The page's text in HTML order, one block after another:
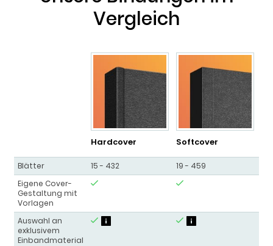
Vergleich
Hardcover Softcover
Blätter 15 - 432 19 - 459
Eigene Cover-
Gestaltung mit
Vorlagen
Auswahl an
exklusivem
Einbandmaterial